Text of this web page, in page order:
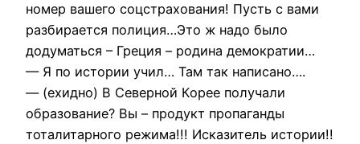
номер вашего соцстрахования! Пусть с вами
разбирается полиция…Это ж надо было
додуматься – Греция – родина демократии…
— Я по истории учил… Там так написано….
— (ехидно) В Северной Корее получали
образование? Вы – продукт пропаганды
тоталитарного режима!!! Исказитель истории!!